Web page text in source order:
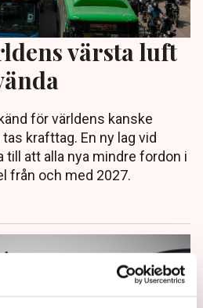
värsta luft
för världens kanske
krafttag. En ny lag vid
till att alla nya mindre fordon i
från och med 2027.